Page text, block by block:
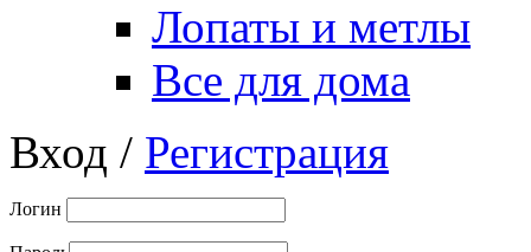
Лопаты и метлы
Все для дома
Вход / Регистрация
Логин